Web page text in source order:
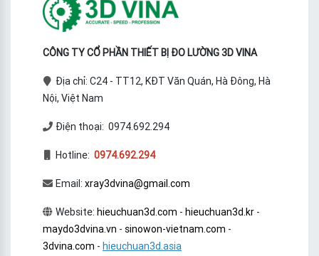
CÔNG TY CỔ PHẦN THIẾT BỊ ĐO LƯỜNG 3D VINA
Địa chỉ: C24 - TT12, KĐT Văn Quán, Hà Đông, Hà
Nội, Việt Nam
Điện thoại: 0974.692.294
Hotline: 0974.692.294
Email: xray3dvina@gmail.com
Website: hieuchuan3d.com - hieuchuan3d.kr-
maydo3dvina.vn - sinowon-vietnam.com -
3dvina.com - hieuchuan3d.asia